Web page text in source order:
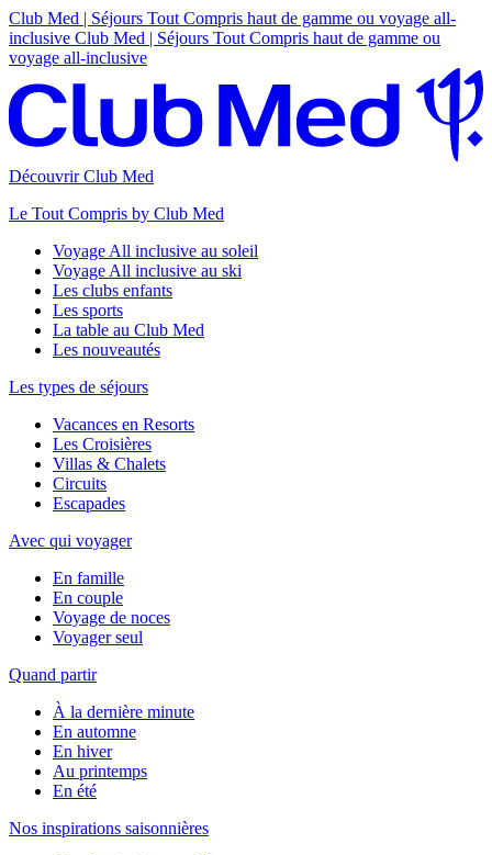
Club Med | Séjours Tout Compris haut de gamme ou voyage all-
inclusive Club Med | Séjours Tout Compris haut de gamme ou
voyage all-inclusive
Découvrir Club Med
Le Tout Compris by Club Med
Voyage All inclusive au soleil
Voyage All inclusive au ski
Les clubs enfants
Les sports
La table au Club Med
Les nouveautés
Les types de séjours
Vacances en Resorts
Les Croisières
Villas & Chalets
Circuits
Escapades
Avec qui voyager
En famille
En couple
Voyage de noces
Voyager seul
Quand partir
À la dernière minute
En automne
En hiver
Au printemps
En été
Nos inspirations saisonnières